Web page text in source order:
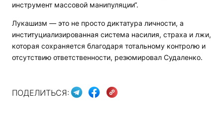
инструмент массовой манипуляции“.
Лукашизм — это не просто диктатура личности, а
институциализированная система насилия, страха и лжи,
которая сохраняется благодаря тотальному контролю и
отсутствию ответственности, резюмировал Судаленко.
ПОДЕЛИТЬСЯ: